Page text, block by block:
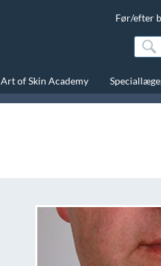
Før/efter
Art of Skin Academy